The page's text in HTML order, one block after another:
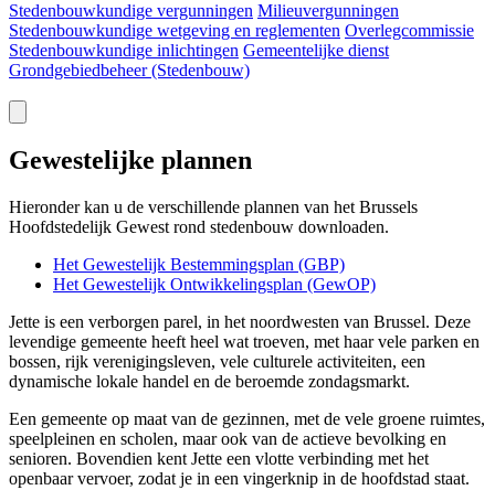
Stedenbouwkundige vergunningen Milieuvergunningen
Stedenbouwkundige wetgeving en reglementen Overlegcommissie
Stedenbouwkundige inlichtingen Gemeentelijke dienst
Grondgebiedbeheer (Stedenbouw)
Gewestelijke plannen
Hieronder kan u de verschillende plannen van het Brussels
Hoofdstedelijk Gewest rond stedenbouw downloaden.
Het Gewestelijk Bestemmingsplan (GBP)
Het Gewestelijk Ontwikkelingsplan (GewOP)
Jette is een verborgen parel, in het noordwesten van Brussel. Deze
levendige gemeente heeft heel wat troeven, met haar vele parken en
bossen, rijk verenigingsleven, vele culturele activiteiten, een
dynamische lokale handel en de beroemde zondagsmarkt.
Een gemeente op maat van de gezinnen, met de vele groene ruimtes,
speelpleinen en scholen, maar ook van de actieve bevolking en
senioren. Bovendien kent Jette een vlotte verbinding met het
openbaar vervoer, zodat je in een vingerknip in de hoofdstad staat.